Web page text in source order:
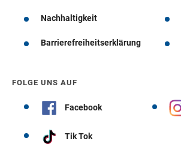
Nachhaltigkeit
Barrierefreiheitserklärung
FOLGE UNS AUF
Facebook
Tik Tok